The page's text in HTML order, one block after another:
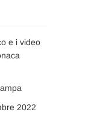
e i video
2022